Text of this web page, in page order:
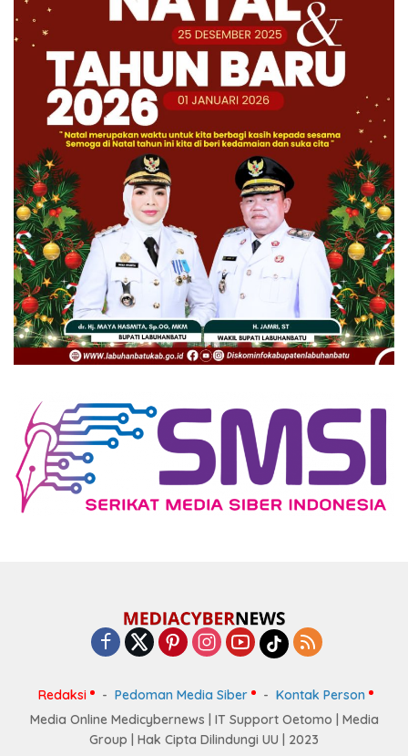
Redaksi Pedoman Media Siber
Kontak Person
Media Online Medicybernews | IT Support Oetomo | Media
Group | Hak Cipta Dilindungi UU | 2023